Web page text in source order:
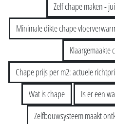
Zelf chape maken -
Minimale dikte chape
Klaargemaakte
Chape prijs per m2: actuele
Wat is chape
Is er een
Zelfbouwsysteem maakt